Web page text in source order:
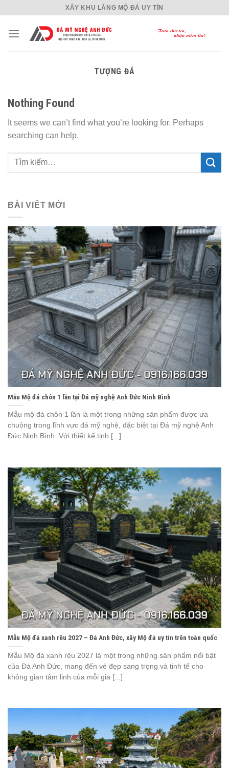
content
XÂY KHU LĂNG MỘ ĐÁ UY TÍN
TƯỢNG ĐÁ
Nothing Found
It seems we can’t find what you’re looking for. Perhaps
searching can help.
BÀI VIẾT MỚI
Mẫu Mộ đá chôn 1 lần tại Đá mỹ nghệ Anh Đức Ninh Bình
Mẫu mộ đá chôn 1 lần là một trong những sản phẩm được ưa
chuộng trong lĩnh vực đá mỹ nghệ, đặc biệt tại Đá mỹ nghệ Anh
Đức Ninh Bình. Với thiết kế tinh [...]
Mẫu Mộ đá xanh rêu 2027 – Đá Anh Đức, xây Mộ đá uy tín trên toàn quốc
Mẫu Mộ đá xanh rêu 2027 là một trong những sản phẩm nổi bật
của Đá Anh Đức, mang đến vẻ đẹp sang trọng và tinh tế cho
không gian tâm linh của mỗi gia [...]